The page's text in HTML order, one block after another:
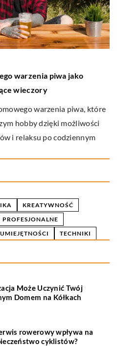
warzenia piwa jako
wieczory
warzenia piwa, które
hobby dzięki możliwości
i relaksu po codziennym
KREATYWNOŚĆ
PROFESJONALNE
UMIEJĘTNOŚCI TECHNIKI
Może Uczynić Twój
Domem na Kółkach
rowerowy wpływa na
cyklistów?